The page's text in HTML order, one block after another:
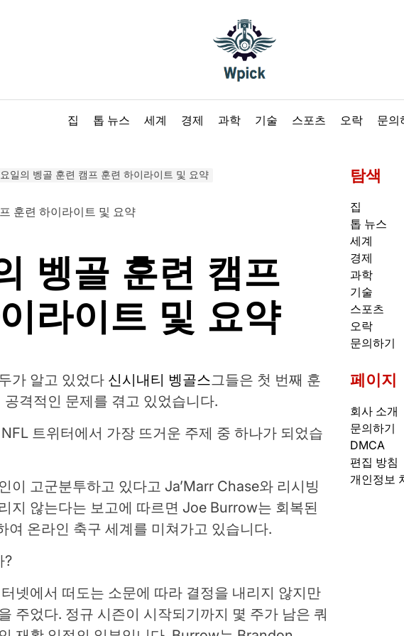
집
톱 뉴스 세계 경제 과학 기술 스포츠 오락 문의
일의 벵골 훈련 캠프 훈련 하이라이트 및 요약
벵골 훈련 캠프
라이트 및 요약
가 알고 있었다 신시내티 벵골스그들은 첫 번째 훈
공격적인 문제를 겪고 있었습니다.
트위터에서 가장 뜨거운 주제 중 하나가 되었습
이 고군분투하고 있다고 Ja’Marr Chase와 리시빙
지 않는다는 보고에 따르면 Joe Burrow는 회복된
여 온라인 축구 세계를 미쳐가고 있습니다.
?
넷에서 떠도는 소문에 따라 결정을 내리지 않지만
주었다. 정규 시즌이 시작되기까지 몇 주가 남은 쿼
탐색
집
톱 뉴스
세계
경제
과학
기술
스포츠
오락
문의하기
페이지
회사 소개
문의하기
DMCA
편집 방침
개인정보